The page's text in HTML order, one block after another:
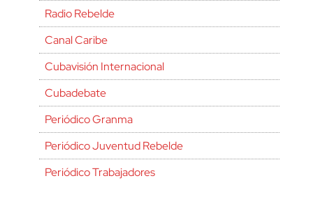
Radio Rebelde
Canal Caribe
Cubavisión Internacional
Cubadebate
Periódico Granma
Periódico Juventud Rebelde
Periódico Trabajadores